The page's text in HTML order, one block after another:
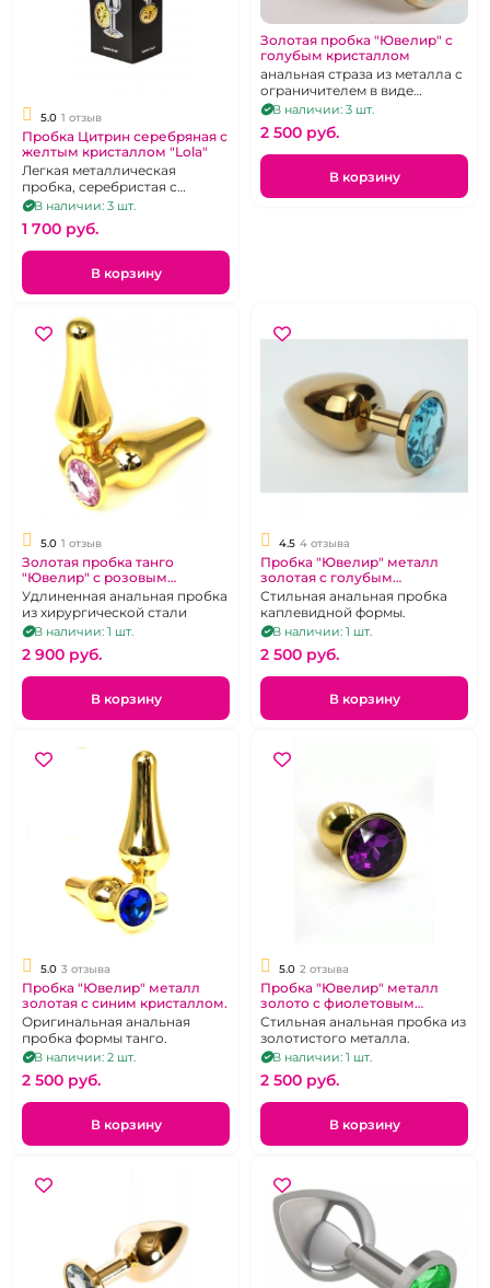
5.0 1 отзыв
Пробка Цитрин серебряная с
желтым кристаллом "Lola"
Легкая металлическая
пробка, серебристая с
желтым кристаллом
В наличии: 3 шт.
1 700 pуб.
В корзину
Золотая пробка "Ювелир" с
голубым кристаллом
анальная страза из металла с
ограничителем в виде
голубого сердца
В наличии: 3 шт.
2 500 pуб.
В корзину
5.0 1 отзыв
Золотая пробка танго
"Ювелир" с розовым
кристаллом
Удлиненная анальная пробка
из хирургической стали
В наличии: 1 шт.
2 900 pуб.
В корзину
4.5 4 отзыва
Пробка "Ювелир" металл
золотая с голубым
кристаллом.
Стильная анальная пробка
каплевидной формы.
В наличии: 1 шт.
2 500 pуб.
В корзину
5.0 3 отзыва
Пробка "Ювелир" металл
золотая с синим кристаллом.
Оригинальная анальная
пробка формы танго.
В наличии: 2 шт.
2 500 pуб.
В корзину
5.0 2 отзыва
Пробка "Ювелир" металл
золото с фиолетовым
кристаллом
Стильная анальная пробка из
золотистого металла.
В наличии: 1 шт.
2 500 pуб.
В корзину